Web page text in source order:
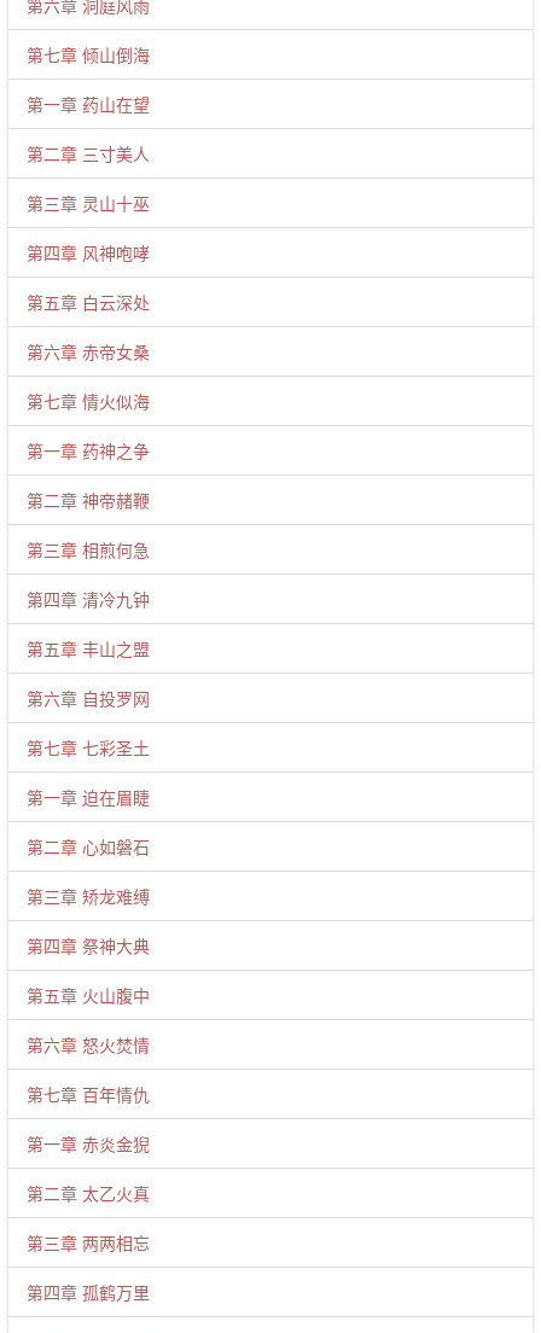
第六章 洞庭风雨
第七章 倾山倒海
第一章 药山在望
第二章 三寸美人
第三章 灵山十巫
第四章 风神咆哮
第五章 白云深处
第六章 赤帝女桑
第七章 情火似海
第一章 药神之争
第二章 神帝赭鞭
第三章 相煎何急
第四章 清冷九钟
第五章 丰山之盟
第六章 自投罗网
第七章 七彩圣土
第一章 迫在眉睫
第二章 心如磐石
第三章 矫龙难缚
第四章 祭神大典
第五章 火山腹中
第六章 怒火焚情
第七章 百年情仇
第一章 赤炎金猊
第二章 太乙火真
第三章 两两相忘
第四章 孤鹤万里